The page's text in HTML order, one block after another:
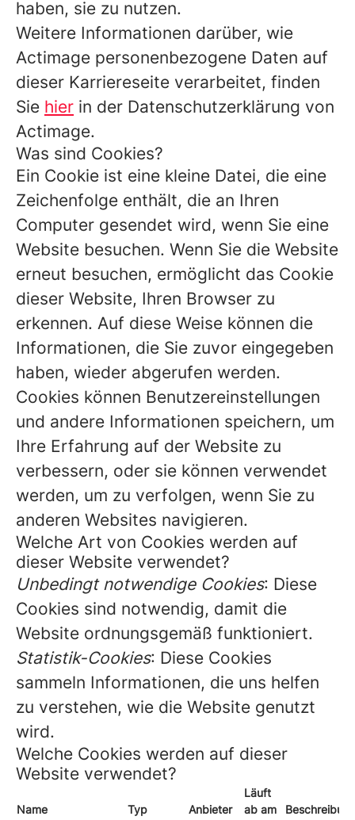
haben, sie zu nutzen.
Weitere Informationen darüber, wie
Actimage personenbezogene Daten auf
dieser Karriereseite verarbeitet, finden
Sie hier in der Datenschutzerklärung von
Actimage.
Was sind Cookies?
Ein Cookie ist eine kleine Datei, die eine
Zeichenfolge enthält, die an Ihren
Computer gesendet wird, wenn Sie eine
Website besuchen. Wenn Sie die Website
erneut besuchen, ermöglicht das Cookie
dieser Website, Ihren Browser zu
erkennen. Auf diese Weise können die
Informationen, die Sie zuvor eingegeben
haben, wieder abgerufen werden.
Cookies können Benutzereinstellungen
und andere Informationen speichern, um
Ihre Erfahrung auf der Website zu
verbessern, oder sie können verwendet
werden, um zu verfolgen, wenn Sie zu
anderen Websites navigieren.
Welche Art von Cookies werden auf
dieser Website verwendet?
Unbedingt notwendige Cookies: Diese
Cookies sind notwendig, damit die
Website ordnungsgemäß funktioniert.
Statistik-Cookies: Diese Cookies
sammeln Informationen, die uns helfen
zu verstehen, wie die Website genutzt
wird.
Welche Cookies werden auf dieser
Website verwendet?
Name Typ Anbieter
Läuft
ab am